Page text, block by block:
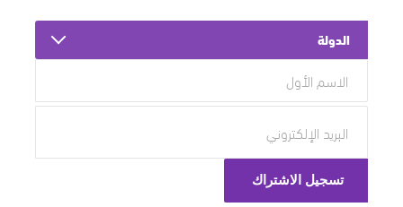
الدولة